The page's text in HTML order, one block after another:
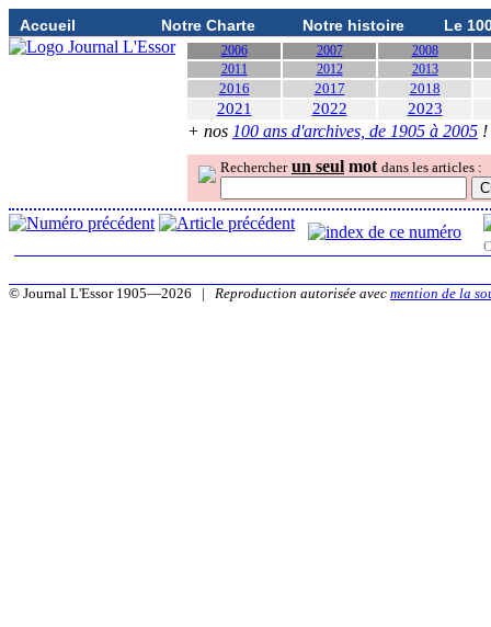
Accueil Notre Charte Notre histoire Le
2006 2007
2008
2011
2012 2013
2016 2017 2018
2021 2022 2023
+ nos 100 ans d'archives, de 1905 à 2005 !
Rechercher un seul mot dans les articles :
© Journal L'Essor 1905—2026 | Reproduction autorisée avec mention de la